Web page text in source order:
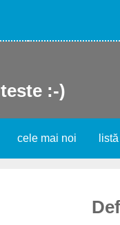
teste :-)
cele mai noi